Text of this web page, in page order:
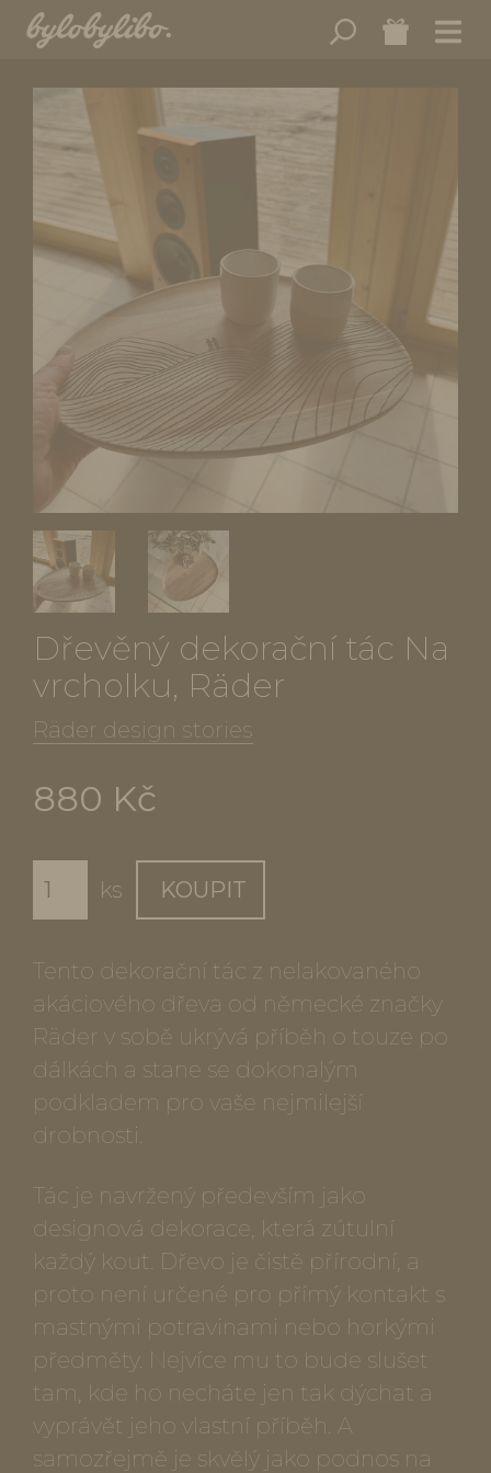
Dřevěný dekorační tác Na
vrcholku, Räder
Räder design stories
880 Kč
ks KOUPIT
Tento dekorační tác z nelakovaného
akáciového dřeva od německé značky
Räder v sobě ukrývá příběh o touze po
dálkách a stane se dokonalým
podkladem pro vaše nejmilejší
drobnosti.
Tác je navržený především jako
designová dekorace, která zútulní
každý kout. Dřevo je čistě přírodní, a
proto není určené pro přímý kontakt s
mastnými potravinami nebo horkými
předměty. Nejvíce mu to bude slušet
tam, kde ho necháte jen tak dýchat a
vyprávět jeho vlastní příběh. A
samozřejmě je skvělý jako podnos na